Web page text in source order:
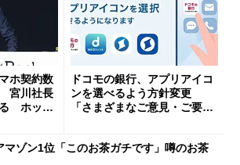
ホ契約数
宮川社長
る ホッピ
ドコモの銀行、アプリアイコ
ンを選べるよう方針変更
「さまざまなご意見・ご要望
マゾン1位「このお茶ガチです」噂のお茶